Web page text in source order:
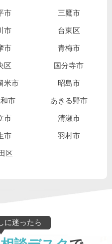
市 三鷹市
市 台東区
市 青梅市
区 国分寺市
米市 昭島市
市 あきる野市
市 清瀬市
市 羽村市
区
に迷ったら